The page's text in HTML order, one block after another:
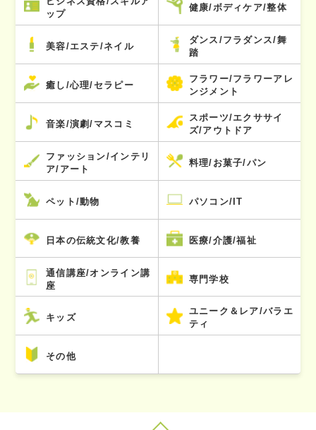
ップ
健康/ボディケア/整体
美容/エステ/ネイル
ダンス/フラダンス/舞
踏
癒し/心理/セラピー
フラワー/フラワーアレ
ンジメント
音楽/演劇/マスコミ
スポーツ/エクササイ
ズ/アウトドア
ファッション/インテリ
ア/アート
料理/お菓子/パン
ペット/動物 パソコン/IT
日本の伝統文化/教養 医療/介護/福祉
通信講座/オンライン講
座
専門学校
キッズ
ユニーク＆レア/バラエ
ティ
その他